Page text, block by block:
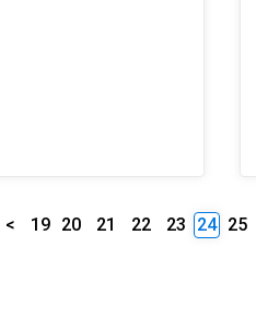
< 19 20 21 22 23 24 25